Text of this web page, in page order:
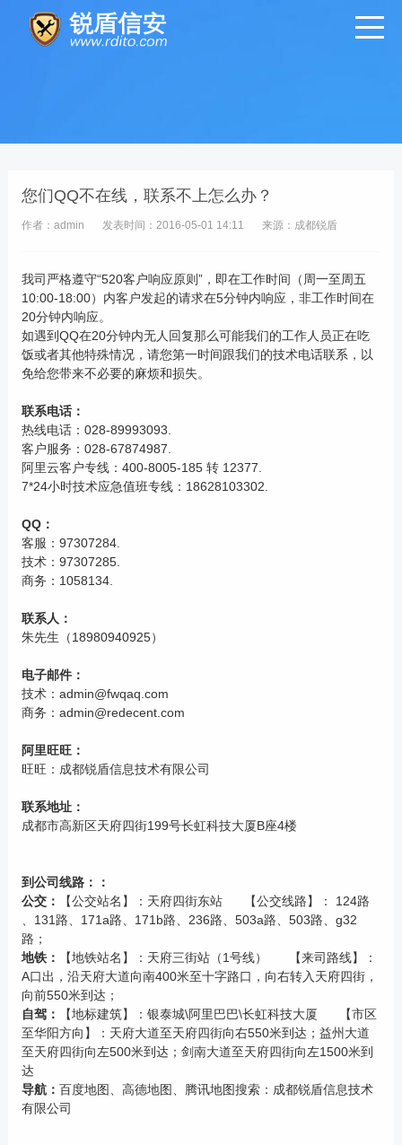
您们QQ不在线，联系不上怎么办？
作者：admin 发表时间：2016-05-01 14:11 来源：成都锐盾
我司严格遵守“520客户响应原则”，即在工作时间（周一至周五
10:00-18:00）内客户发起的请求在5分钟内响应，非工作时间在
20分钟内响应。
如遇到QQ在20分钟内无人回复那么可能我们的工作人员正在吃
饭或者其他特殊情况，请您第一时间跟我们的技术电话联系，以
免给您带来不必要的麻烦和损失。
联系电话：
热线电话： 028-89993093
客户服务： 028-67874987
阿里云客户专线： 400-8005-185 转 12377
7*24小时技术应急值班专线： 18628103302
QQ：
客服： 97307284.
技术： 97307285.
商务： 1058134.
联系人：
朱先生（18980940925）
电子邮件：
技术： admin@fwqaq.com
商务： admin@redecent.com
阿里旺旺：
旺旺： 成都锐盾信息技术有限公司
联系地址：
成都市高新区天府四街199号长虹科技大厦B座4楼
到公司线路：：
公交：
【公交站名】：天府四街东站 【公交线路】： 124路
、131路、171a路、171b路、236路、503a路、503路、g32
路；
地铁：
【地铁站名】：天府三街站（1号线） 【来司路线】：
A口出，沿天府大道向南400米至十字路口，向右转入天府四街，
向前550米到达；
自驾：
【地标建筑】：银泰城\阿里巴巴\长虹科技大厦 【市区
至华阳方向】：天府大道至天府四街向右550米到达；益州大道
至天府四街向左500米到达；剑南大道至天府四街向左1500米到
达
导航： 百度地图、高德地图、腾讯地图搜索：成都锐盾信息技术
有限公司